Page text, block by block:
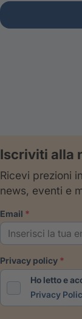
Iscriviti alla
Ricevi prezioni
news, eventi e
email
privacy policy
Ho letto e
Privacy